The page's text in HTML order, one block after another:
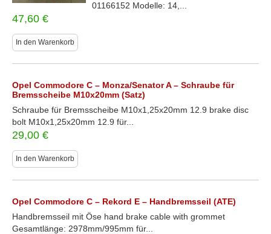
01166152 Modelle: 14,...
47,60 €
In den Warenkorb
Opel Commodore C – Monza/Senator A – Schraube für
Bremsscheibe M10x20mm (Satz)
Schraube für Bremsscheibe M10x1,25x20mm 12.9 brake disc
bolt M10x1,25x20mm 12.9 für...
29,00 €
In den Warenkorb
Opel Commodore C – Rekord E – Handbremsseil (ATE)
Handbremsseil mit Öse hand brake cable with grommet
Gesamtlänge: 2978mm/995mm für...